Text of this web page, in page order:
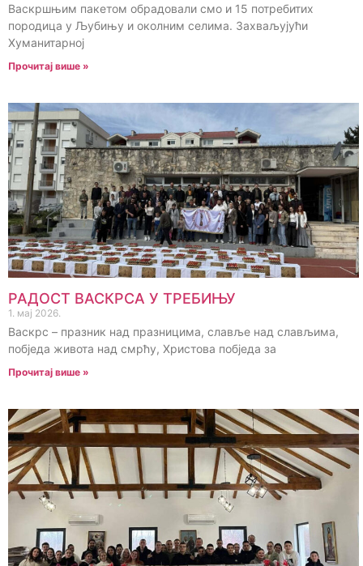
Васкршњим пакетом обрадовали смо и 15 потребитих
породица у Љубињу и околним селима. Захваљујући
Хуманитарној
Прочитај више »
РАДОСТ ВАСКРСА У ТРЕБИЊУ
1. мај 2026.
Васкрс – празник над празницима, славље над слављима,
побједа живота над смрћу, Христова побједа за
Прочитај више »